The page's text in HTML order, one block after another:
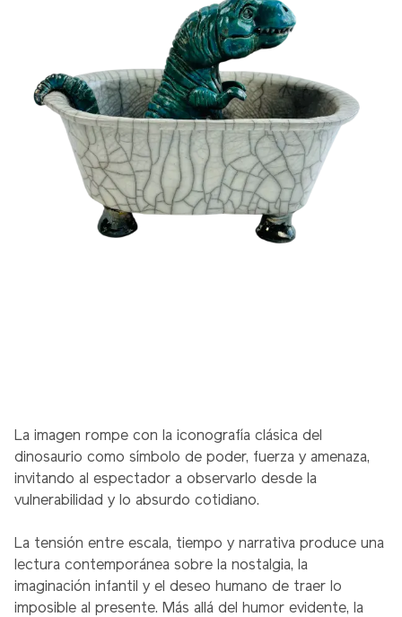
La imagen rompe con la iconografía clásica del
dinosaurio como símbolo de poder, fuerza y amenaza,
invitando al espectador a observarlo desde la
vulnerabilidad y lo absurdo cotidiano.
La tensión entre escala, tiempo y narrativa produce una
lectura contemporánea sobre la nostalgia, la
imaginación infantil y el deseo humano de traer lo
imposible al presente. Más allá del humor evidente, la